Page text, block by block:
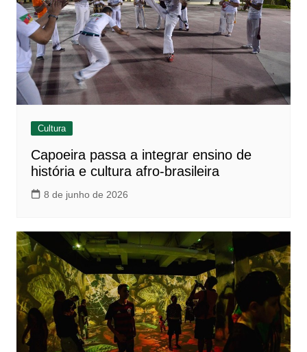
Cultura
Capoeira passa a integrar ensino de
história e cultura afro-brasileira
8 de junho de 2026